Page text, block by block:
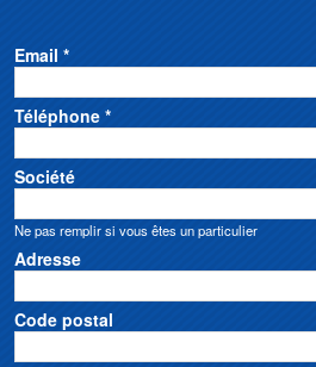
Email *
Téléphone *
Société
Ne pas remplir si vous êtes un particulier
Adresse
Code postal